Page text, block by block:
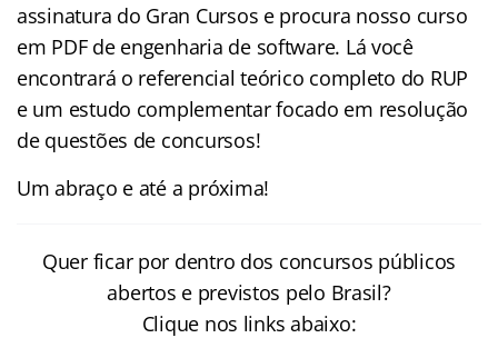
assinatura do Gran Cursos e procura nosso curso
em PDF de engenharia de software. Lá você
encontrará o referencial teórico completo do RUP
e um estudo complementar focado em resolução
de questões de concursos!
Um abraço e até a próxima!
Quer ficar por dentro dos concursos públicos
abertos e previstos pelo Brasil?
Clique nos links abaixo: